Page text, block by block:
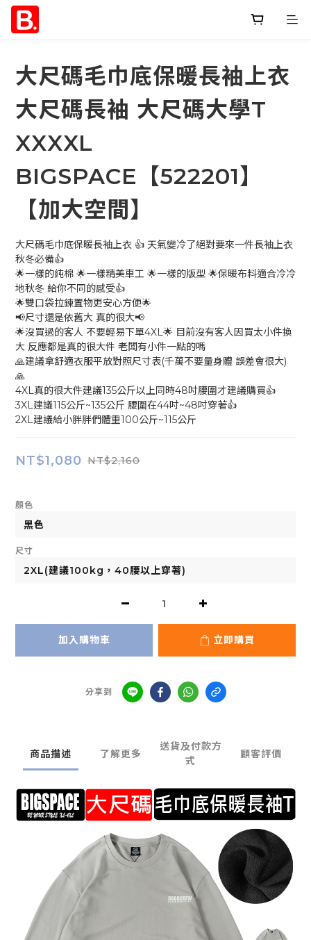
大尺碼毛巾底保暖長袖上衣
大尺碼長袖 大尺碼大學T
XXXXL
BIGSPACE【522201】
【加大空間】
大尺碼毛巾底保暖長袖上衣 👍 天氣變冷了絕對要來一件長袖上衣
秋冬必備👍
🌟一樣的純棉 🌟一樣精美車工 🌟一樣的版型 🌟保暖布料適合冷冷
地秋冬 給你不同的感受👍
🌟雙口袋拉鍊置物更安心方便🌟
📢尺寸還是依舊大 真的很大📢
🌟沒買過的客人 不要輕易下單4XL🌟 目前沒有客人因買太小件換
大 反應都是真的很大件 老闆有小件一點的嗎
🙏建議拿舒適衣服平放對照尺寸表(千萬不要量身體 誤差會很大)
🙏
4XL真的很大件建議135公斤以上同時48吋腰圍才建議購買👍
3XL建議115公斤~135公斤 腰圍在44吋~48吋穿著👍
2XL建議給小胖胖們體重100公斤~115公斤
NT$1,080 NT$2,160
顏色
尺寸
加入購物車 立即購買
分享到
商品描述 了解更多
送貨及付款方
式
顧客評價